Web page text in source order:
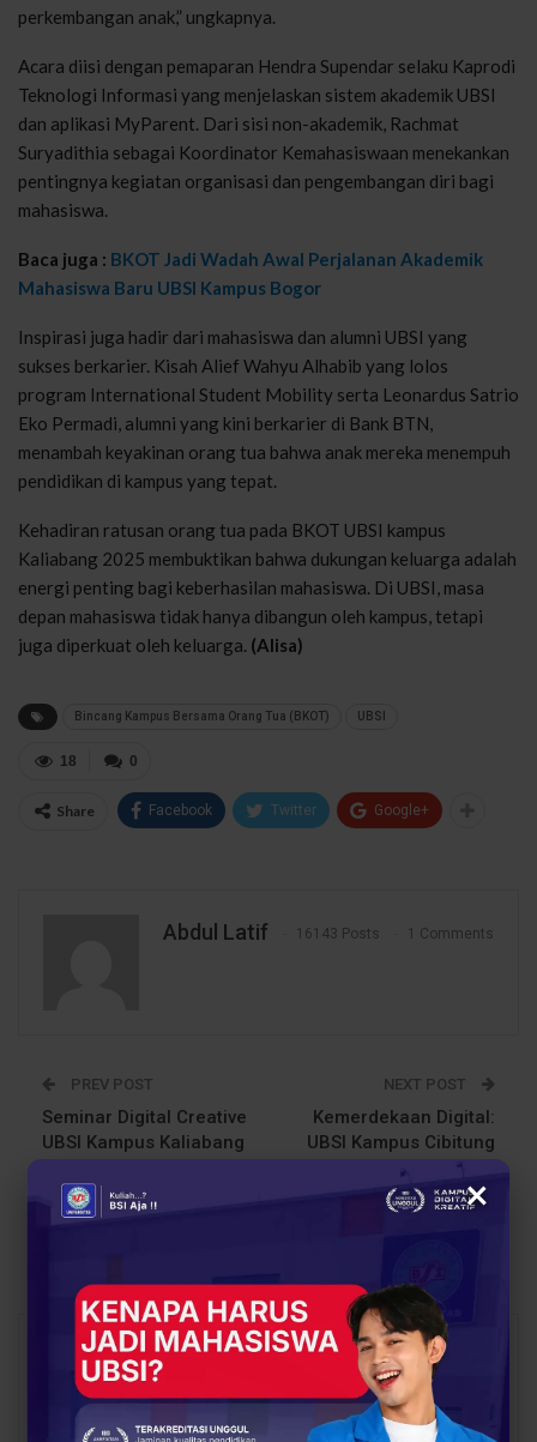
perkembangan anak,” ungkapnya.
Acara diisi dengan pemaparan Hendra Supendar selaku Kaprodi
Teknologi Informasi yang menjelaskan sistem akademik UBSI
dan aplikasi MyParent. Dari sisi non-akademik, Rachmat
Suryadithia sebagai Koordinator Kemahasiswaan menekankan
pentingnya kegiatan organisasi dan pengembangan diri bagi
mahasiswa.
Baca juga : BKOT Jadi Wadah Awal Perjalanan Akademik
Mahasiswa Baru UBSI Kampus Bogor
Inspirasi juga hadir dari mahasiswa dan alumni UBSI yang
sukses berkarier. Kisah Alief Wahyu Alhabib yang lolos
program International Student Mobility serta Leonardus Satrio
Eko Permadi, alumni yang kini berkarier di Bank BTN,
menambah keyakinan orang tua bahwa anak mereka menempuh
pendidikan di kampus yang tepat.
Kehadiran ratusan orang tua pada BKOT UBSI kampus
Kaliabang 2025 membuktikan bahwa dukungan keluarga adalah
energi penting bagi keberhasilan mahasiswa. Di UBSI, masa
depan mahasiswa tidak hanya dibangun oleh kampus, tetapi
juga diperkuat oleh keluarga. (Alisa)
Bincang Kampus Bersama Orang Tua (BKOT) UBSI
0
18
Share Facebook Twitter Google+
Abdul Latif 16143 Posts 1 Comments
PREV POST
Seminar Digital Creative
UBSI Kampus Kaliabang
untuk Mahasiswa Baru
NEXT POST
Kemerdekaan Digital:
UBSI Kampus Cibitung
Cetak Talenta Digital
Lewat Seminar AI untuk
5.000 Guru dan 1.000
You Might Also Like
BERITA EVENT
×